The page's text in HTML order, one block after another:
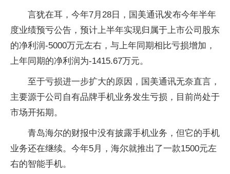
言犹在耳，今年7月28日，国美通讯发布今年半年
度业绩预亏公告，预计上半年实现归属于上市公司股东
的净利润-5000万元左右，与上年同期相比亏损增加，
上年同期的净利润为-1415.67万元。
至于亏损进一步扩大的原因，国美通讯无奈直言，
主要源于公司自有品牌手机业务发生亏损，目前尚处于
市场开拓期。
青岛海尔的财报中没有披露手机业务，但它的手机
业务还在继续。今年5月，海尔就推出了一款1500元左
右的智能手机。